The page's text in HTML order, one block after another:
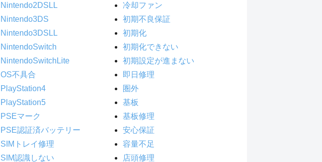
Nintendo2DSLL
Nintendo3DS
Nintendo3DSLL
NintendoSwitch
NintendoSwitchLite
OS不具合
PlayStation4
PlayStation5
PSEマーク
PSE認証済バッテリー
SIMトレイ修理
SIM認識しない
冷却ファン
初期不良保証
初期化
初期化できない
初期設定が進まない
即日修理
圏外
基板
基板修理
安心保証
容量不足
店頭修理